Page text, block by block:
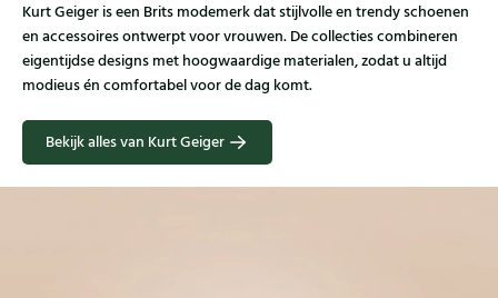
Kurt Geiger is een Brits modemerk dat stijlvolle en trendy schoenen
en accessoires ontwerpt voor vrouwen. De collecties combineren
eigentijdse designs met hoogwaardige materialen, zodat u altijd
modieus én comfortabel voor de dag komt.
Bekijk alles van Kurt Geiger